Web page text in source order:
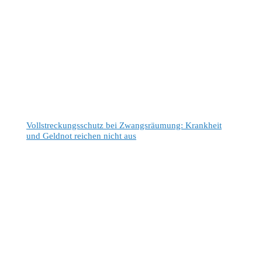
Vollstreckungsschutz bei Zwangsräumung: Krankheit
und Geldnot reichen nicht aus